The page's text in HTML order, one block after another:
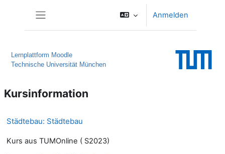
Anmelden
Lernplattform Moodle
Technische Universität München
Kursinformation
Städtebau: Städtebau
Kurs aus TUMOnline ( S2023)